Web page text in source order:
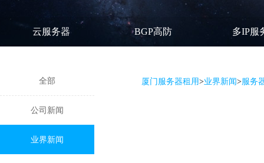
云服务器 BGP高防 多IP服
全部
公司新闻
业界新闻
厦门服务器租用>业界新闻>服务